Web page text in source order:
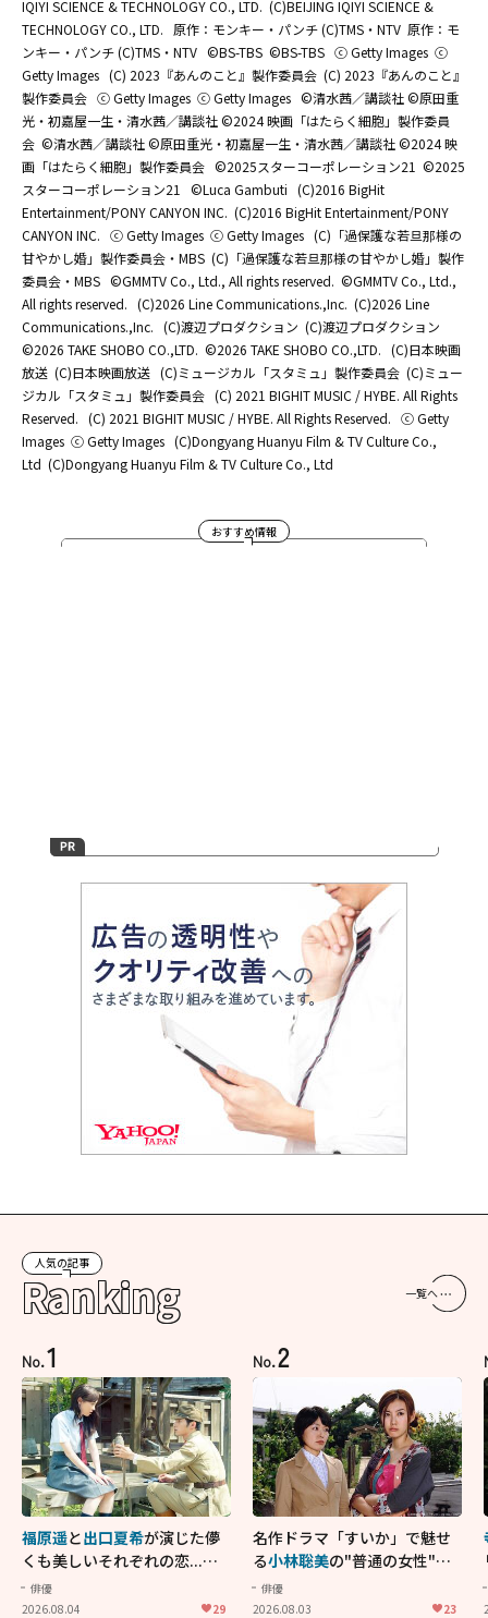
IQIYI SCIENCE & TECHNOLOGY CO., LTD. (C)BEIJING IQIYI SCIENCE &
TECHNOLOGY CO., LTD. 原作：モンキー・パンチ (C)TMS・NTV 原作：モ
ンキー・パンチ (C)TMS・NTV ©BS-TBS ©BS-TBS ⓒ Getty Images ⓒ
Getty Images (C) 2023『あんのこと』製作委員会 (C) 2023『あんのこと』
製作委員会 ⓒ Getty Images ⓒ Getty Images ©清水茜／講談社 ©原田重
光・初嘉屋一生・清水茜／講談社 ©2024 映画「はたらく細胞」製作委員
会 ©清水茜／講談社 ©原田重光・初嘉屋一生・清水茜／講談社 ©2024 映
画「はたらく細胞」製作委員会 ©2025スターコーポレーション21 ©2025
スターコーポレーション21 ©Luca Gambuti (C)2016 BigHit
Entertainment/PONY CANYON INC. (C)2016 BigHit Entertainment/PONY
CANYON INC. ⓒ Getty Images ⓒ Getty Images (C)「過保護な若旦那様の
甘やかし婚」製作委員会・MBS (C)「過保護な若旦那様の甘やかし婚」製作
委員会・MBS ©GMMTV Co., Ltd., All rights reserved. ©GMMTV Co., Ltd.,
All rights reserved. (C)2026 Line Communications.,Inc. (C)2026 Line
Communications.,Inc. (C)渡辺プロダクション (C)渡辺プロダクション
©2026 TAKE SHOBO CO.,LTD. ©2026 TAKE SHOBO CO.,LTD. (C)日本映画
放送 (C)日本映画放送 (C)ミュージカル「スタミュ」製作委員会 (C)ミュー
ジカル「スタミュ」製作委員会 (C) 2021 BIGHIT MUSIC / HYBE. All Rights
Reserved. (C) 2021 BIGHIT MUSIC / HYBE. All Rights Reserved. ⓒ Getty
Images ⓒ Getty Images (C)Dongyang Huanyu Film & TV Culture Co.,
Ltd (C)Dongyang Huanyu Film & TV Culture Co., Ltd
おすすめ情報
人気の記事
Ranking 一覧へ
No.1
福原遥と出口夏希が演じた儚
くも美しいそれぞれの恋...生
きることの尊さを教えてくれ
た映画「あの花が咲く丘で、
俳優
2026.08.04
29
No.2
名作ドラマ「すいか」で魅せ
る小林聡美の"普通の女性"が
大人に刺さる...映画「かもめ
食堂」にも通じる静かな芝居
俳優
2026.08.03
23